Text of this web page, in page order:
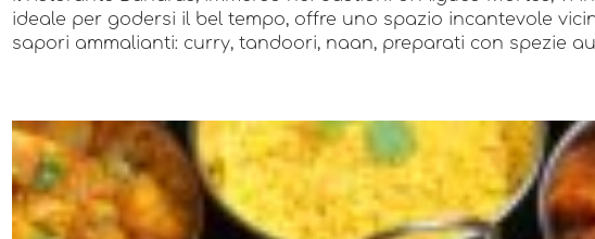
ideale per godersi il bel tempo, offre uno spazio incantevole
sapori ammalianti: curry, tandoori, naan, preparati con spezie